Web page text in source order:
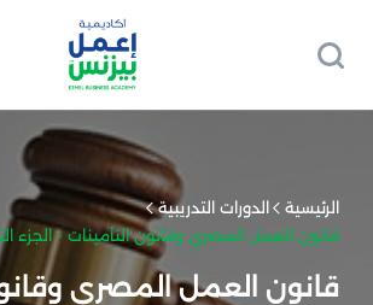
الرئيسية
الدورات التدريبية
قانون العمل المصري وقانون التأمينات - الجزء
قانون العمل المصري